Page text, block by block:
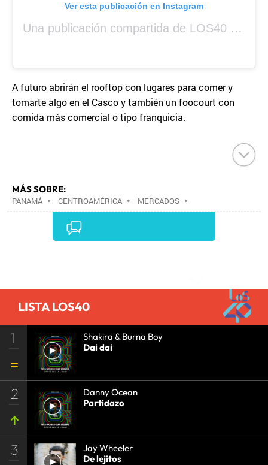
Ver esta publicación en Instagram
Una publicación compartida de LOS40 Panamá 🇵🇦 🎙️🎶 (@los40panama)
A futuro abrirán el rooftop con lugares para comer y
tomarte algo en el Casco y también un foocourt con
comida más comercial o tipo franquicia.
MÁS SOBRE:
PANAMÁ • CENTROAMÉRICA • MERCADOS •
ESTABLECIMIENTOS COMERCIALES•
LATINOAMÉRICA•
•
LISTA LOS40
1
Shakira & Burna Boy
Dai dai
2
Danny Ocean
Partidazo
3
Jay Wheeler
De lejitos